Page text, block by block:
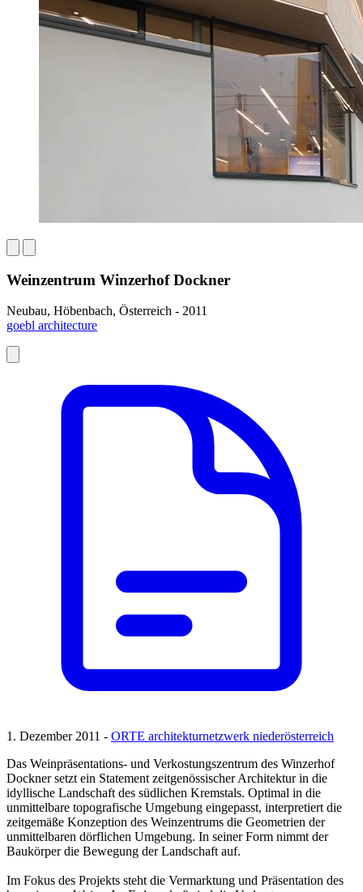
Weinzentrum Winzerhof Dockner
Neubau, Höbenbach, Österreich - 2011
goebl architecture
1. Dezember 2011 - ORTE architekturnetzwerk niederösterreich
Das Weinpräsentations- und Verkostungszentrum des Winzerhof
Dockner setzt ein Statement zeitgenössischer Architektur in die
idyllische Landschaft des südlichen Kremstals. Optimal in die
unmittelbare topografische Umgebung eingepasst, interpretiert die
zeitgemäße Konzeption des Weinzentrums die Geometrien der
unmittelbaren dörflichen Umgebung. In seiner Form nimmt der
Baukörper die Bewegung der Landschaft auf.
Im Fokus des Projekts steht die Vermarktung und Präsentation des